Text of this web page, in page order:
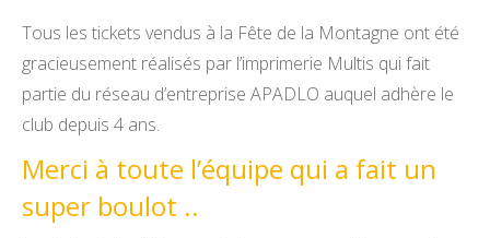
Tous les tickets vendus à la Fête de la Montagne ont été
gracieusement réalisés par l’imprimerie Multis qui fait
partie du réseau d’entreprise APADLO auquel adhère le
club depuis 4 ans.
Merci à toute l’équipe qui a fait un
super boulot ..